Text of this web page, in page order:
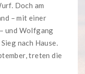
Doch am
– mit einer
und Wolfgang
nach Hause.
treten die